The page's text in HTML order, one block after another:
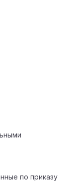
по приказу